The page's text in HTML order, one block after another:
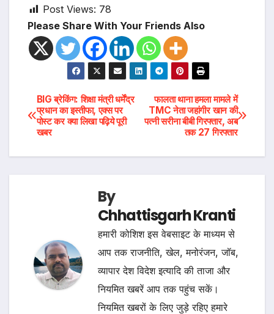
Post Views: 78
Please Share With Your Friends Also
Post
navigation
फालता थाना हमला मामले में
TMC नेता जहांगीर खान की
पत्नी सरीना बीबी गिरफ्तार, अब
तक 27 गिरफ्तार
BIG ब्रेकिंग: शिक्षा मंत्री धर्मेंद्र
प्रधान का इस्तीफा, एक्स पर
पोस्ट कर क्या लिखा पढ़िये पूरी
खबर
By
Chhattisgarh Kranti
हमारी कोशिश इस वेबसाइट के माध्यम से
आप तक राजनीति, खेल, मनोरंजन, जॉब,
व्यापार देश विदेश इत्यादि की ताजा और
नियमित खबरें आप तक पहुंच सकें।
नियमित खबरों के लिए जुड़े रहिए हमारे